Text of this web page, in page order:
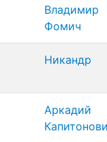
Владимир
Фомич
Никандр
Аркадий